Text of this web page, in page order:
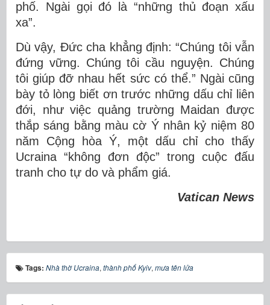
phố. Ngài gọi đó là “những thủ đoạn xấu
xa”.
Dù vậy, Đức cha khẳng định: “Chúng tôi vẫn
đứng vững. Chúng tôi cầu nguyện. Chúng
tôi giúp đỡ nhau hết sức có thể.” Ngài cũng
bày tỏ lòng biết ơn trước những dấu chỉ liên
đới, như việc quảng trường Maidan được
thắp sáng bằng màu cờ Ý nhân kỷ niệm 80
năm Cộng hòa Ý, một dấu chỉ cho thấy
Ucraina “không đơn độc” trong cuộc đấu
tranh cho tự do và phẩm giá.
Vatican News
Tags: Nhà thờ Ucraina, thành phố Kyiv, mưa tên lửa